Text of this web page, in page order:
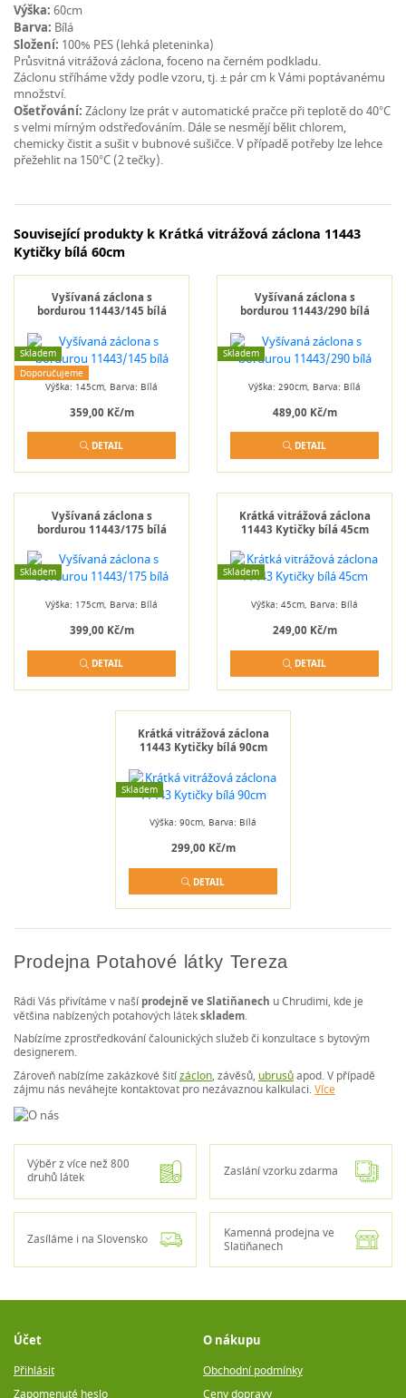
Výška: 60cm
Barva: Bílá
Složení: 100% PES (lehká pleteninka)
Průsvitná vitrážová záclona, foceno na černém podkladu.
Záclonu stříháme vždy podle vzoru, tj. ± pár cm k Vámi poptávanému
množství.
Ošetřování: Záclony lze prát v automatické pračce při teplotě do 40°C
s velmi mírným odstřeďováním. Dále se nesmějí bělit chlorem,
chemicky čistit a sušit v bubnové sušičce. V případě potřeby lze lehce
přežehlit na 150°C (2 tečky).
Související produkty k Krátká vitrážová záclona 11443
Kytičky bílá 60cm
Vyšívaná záclona s
bordurou 11443/145 bílá
Skladem
Doporučujeme
Výška: 145cm, Barva: Bílá
359,00 Kč/m
DETAIL
Vyšívaná záclona s
bordurou 11443/290 bílá
Skladem
Výška: 290cm, Barva: Bílá
489,00 Kč/m
DETAIL
Vyšívaná záclona s
bordurou 11443/175 bílá
Skladem
Výška: 175cm, Barva: Bílá
399,00 Kč/m
DETAIL
Krátká vitrážová záclona
11443 Kytičky bílá 45cm
Skladem
Výška: 45cm, Barva: Bílá
249,00 Kč/m
DETAIL
Krátká vitrážová záclona
11443 Kytičky bílá 90cm
Skladem
Výška: 90cm, Barva: Bílá
299,00 Kč/m
DETAIL
Prodejna Potahové látky Tereza
Rádi Vás přivítáme v naší prodejně ve Slatiňanech u Chrudimi, kde je
většina nabízených potahových látek skladem.
Nabízíme zprostředkování čalounických služeb či konzultace s bytovým
designerem.
Zároveň nabízíme zakázkové šitízáclon, závěsů, ubrusůapod. V případě
zájmu nás neváhejte kontaktovat pro nezávaznou kalkulaci.Více
Výběr z více než 800
druhů látek
Zaslání vzorku zdarma
Zasíláme i na Slovensko
Kamenná prodejna ve
Slatiňanech
Účet
Přihlásit
Zapomenuté heslo
O nákupu
Obchodní podmínky
Ceny dopravy